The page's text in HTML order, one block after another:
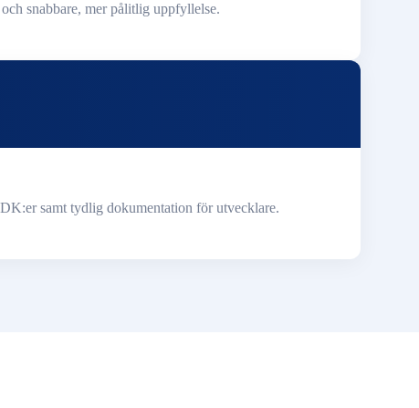
snabbare, mer pålitlig uppfyllelse.
samt tydlig dokumentation för utvecklare.